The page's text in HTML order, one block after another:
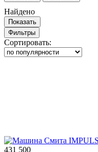
Найдено
Показать
Фильтры
Сортировать:
431 500